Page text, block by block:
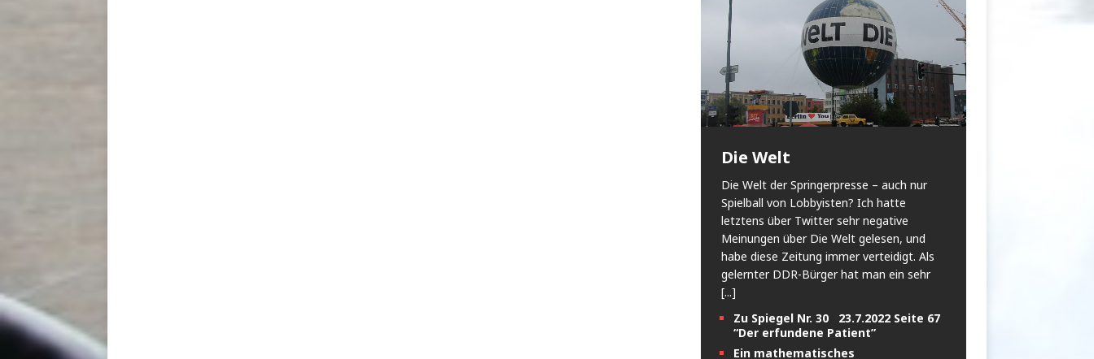
Die Welt
Die Welt der Springerpresse – auch nur
Spielball von Lobbyisten? Ich hatte
letztens über Twitter sehr negative
Meinungen über Die Welt gelesen, und
habe diese Zeitung immer verteidigt. Als
gelernter DDR-Bürger hat man ein sehr
[...]
Zu Spiegel Nr. 30 23.7.2022 Seite 67
“Der erfundene Patient”
Ein mathematisches